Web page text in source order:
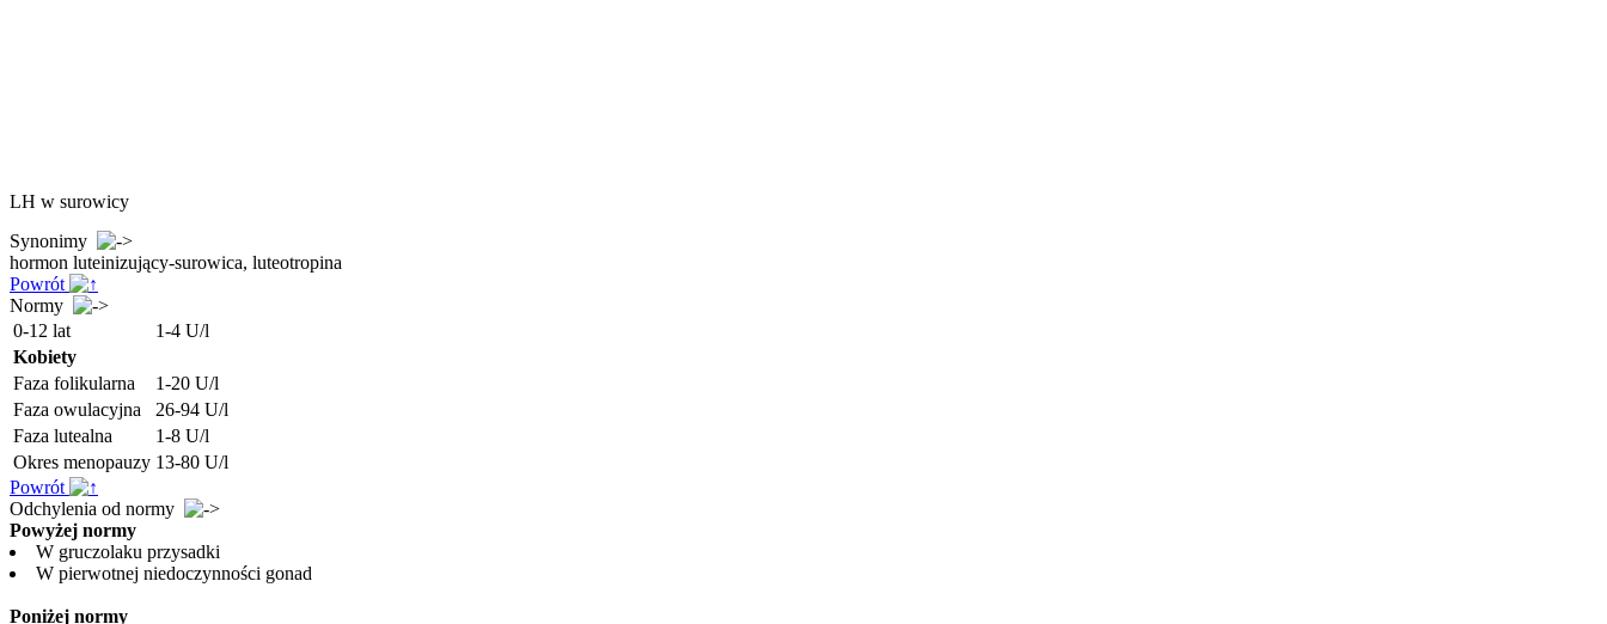
LH w surowicy
Synonimy
hormon luteinizujący-surowica, luteotropina
Powrót
Normy
0-12 lat
1-4 U/l
Kobiety
Faza folikularna
1-20 U/l
Faza owulacyjna
26-94 U/l
Faza lutealna
1-8 U/l
Okres menopauzy 13-80 U/l
Powrót
Odchylenia od normy
Powyżej normy
W gruczolaku przysadki
W pierwotnej niedoczynności gonad
Poniżej normy